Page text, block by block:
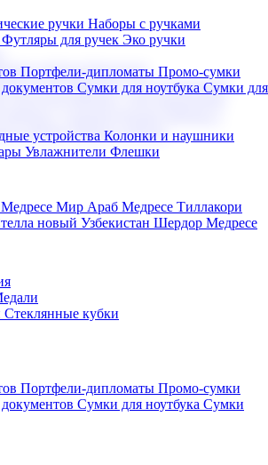
ручки Наборы с ручками
Футляры для ручек Эко ручки
Портфели-дипломаты Промо-сумки
Сумки для ноутбука Сумки для
устройства Колонки и наушники
Увлажнители Флешки
наборы Кошельки
ручекНаборы с аккумуляторами
для воды
Наборы с ежедневниками
наборыЧайные наборы
Медресе Мир Араб Медресе Тиллакори
новый Узбекистан Шердор Медресе
Стеклянные кубки
Портфели-дипломаты Промо-сумки
Сумки для ноутбука Сумки